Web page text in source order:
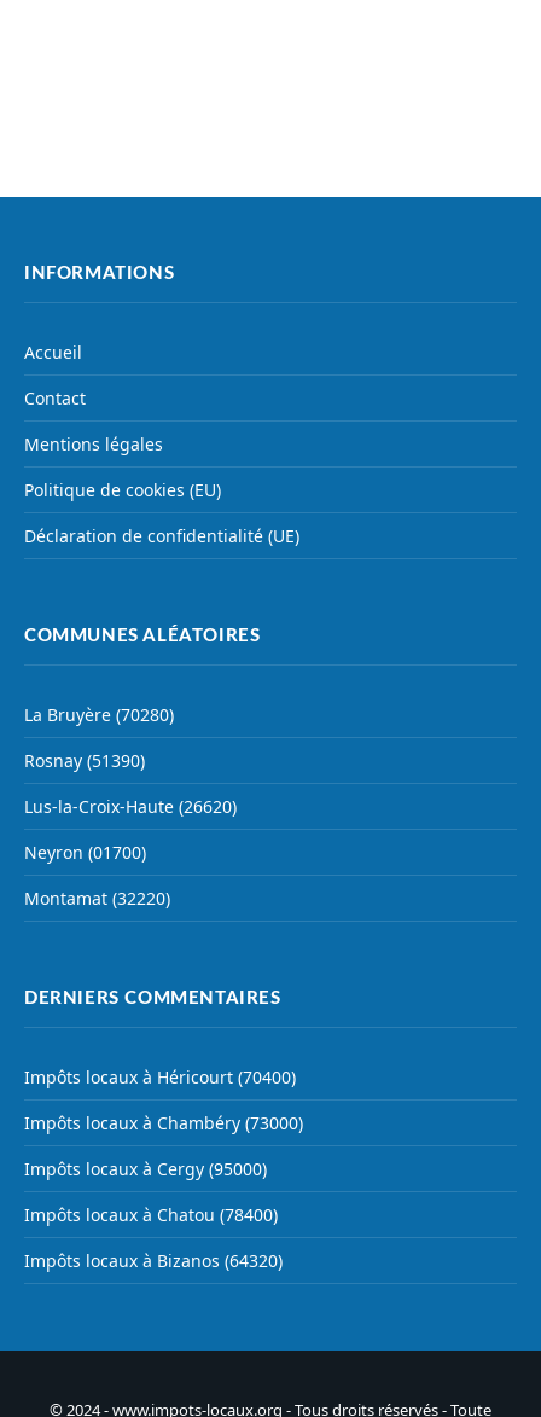
INFORMATIONS
Accueil
Contact
Mentions légales
Politique de cookies (EU)
Déclaration de confidentialité (UE)
COMMUNES ALÉATOIRES
La Bruyère (70280)
Rosnay (51390)
Lus-la-Croix-Haute (26620)
Neyron (01700)
Montamat (32220)
DERNIERS COMMENTAIRES
Impôts locaux à Héricourt (70400)
Impôts locaux à Chambéry (73000)
Impôts locaux à Cergy (95000)
Impôts locaux à Chatou (78400)
Impôts locaux à Bizanos (64320)
© 2024 - www.impots-locaux.org - Tous droits réservés - Toute